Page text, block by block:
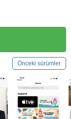
Önceki sürümler